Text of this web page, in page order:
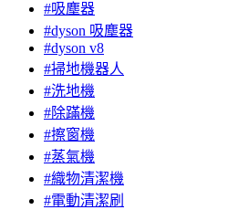
#吸塵器
#dyson 吸塵器
#dyson v8
#掃地機器人
#洗地機
#除蹣機
#擦窗機
#蒸氣機
#織物清潔機
#電動清潔刷